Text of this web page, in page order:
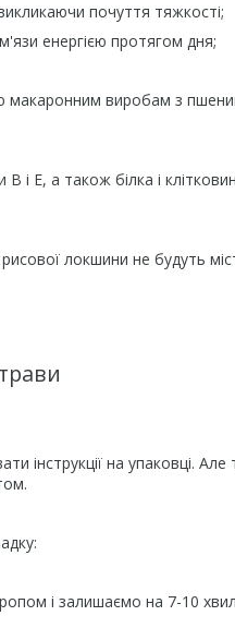
почуття тяжкості;
енергією протягом дня;
макаронним виробам з
і Е, а також білка і
локшини не будуть
інструкції на упаковці.
і залишаємо на 7-10